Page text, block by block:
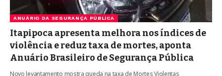
ANUÁRIO DA SEGURANÇA PÚBLICA
Itapipoca apresenta melhora nos índices de
violência e reduz taxa de mortes, aponta
Anuário Brasileiro de Segurança Pública
Novo levantamento mostra queda na taxa de Mortes Violentas